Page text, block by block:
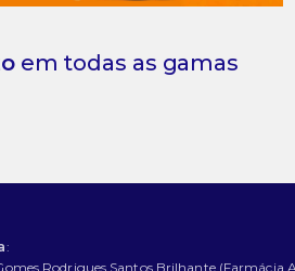
em todas as gamas
:
Rodrigues Santos Brilhante (Farmácia